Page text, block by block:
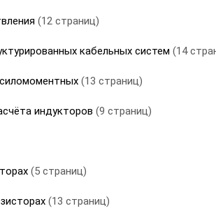
(12 страниц)
кабельных систем (14
(13 страниц)
индукторов (9 страниц)
(5 страниц)
(13 страниц)